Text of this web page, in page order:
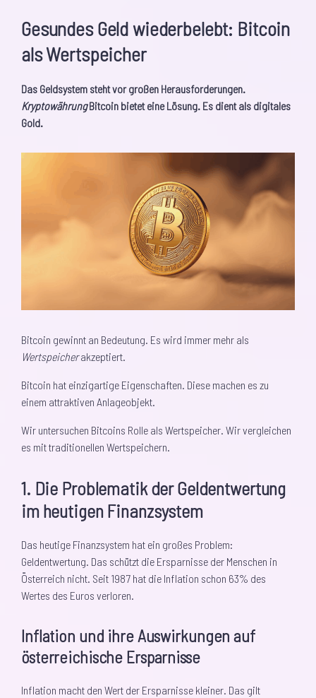
Gesundes Geld wiederbelebt: Bitcoin
als Wertspeicher
Das Geldsystem steht vor großen Herausforderungen.
KryptowährungBitcoin bietet eine Lösung. Es dient als digitales
Gold.
Bitcoin gewinnt an Bedeutung. Es wird immer mehr als
Wertspeicherakzeptiert.
Bitcoin hat einzigartige Eigenschaften. Diese machen es zu
einem attraktiven Anlageobjekt.
Wir untersuchen Bitcoins Rolle als Wertspeicher. Wir vergleichen
es mit traditionellen Wertspeichern.
1. Die Problematik der Geldentwertung
im heutigen Finanzsystem
Das heutige Finanzsystem hat ein großes Problem:
Geldentwertung. Das schützt die Ersparnisse der Menschen in
Österreich nicht. Seit 1987 hat die Inflation schon 63% des
Wertes des Euros verloren.
Inflation und ihre Auswirkungen auf
österreichische Ersparnisse
Inflation macht den Wert der Ersparnisse kleiner. Das gilt